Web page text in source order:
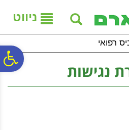
נגישות
אתר
המרכזי
ניווט
רפואי
נגישות